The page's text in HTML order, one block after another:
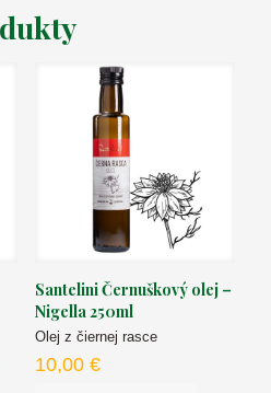
Santelini Černuškový olej –
Nigella 250ml
Olej z čiernej rasce
10,00 €